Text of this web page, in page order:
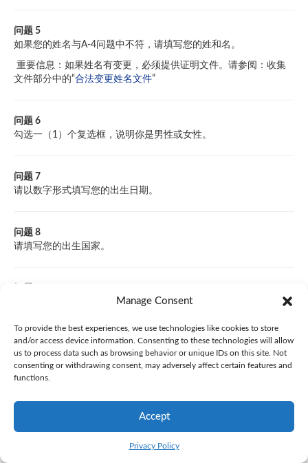
Manage Consent
To provide the best experiences, we use technologies like cookies to store
and/or access device information. Consenting to these technologies will allow
us to process data such as browsing behavior or unique IDs on this site. Not
consenting or withdrawing consent, may adversely affect certain features and
functions.
Accept
Privacy Policy
问题 5
如果您的姓名与A-4问题中不符，请填写您的姓和名。
重要信息：如果姓名有变更，必须提供证明文件。请参阅：收集
文件部分中的“合法变更姓名文件”
问题 6
勾选一（1）个复选框，说明你是男性或女性。
问题 7
请以数字形式填写您的出生日期。
问题 8
请填写您的出生国家。
请填写您持有国籍的国家（一个或多个）名称。若您是一个以上国
问题 10
勾选一（1）个复选框，说明您眼睛的颜色。若上述选项均不适
问题 11
请填写您的身高，单位是厘米或英尺和英寸。